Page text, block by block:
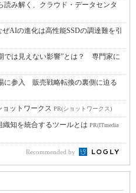
読み解く、クラウド・データセンタ
AIの進化は高性能SSDの調達難を引
では見えない影響”とは？ 専門家に
に参入 販売戦略転換の裏側に迫る
ットワークス PR(ショットワークス)
知を統合するツールとは PR(ITmedia
Recommended by